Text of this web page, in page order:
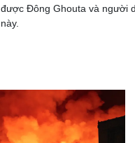
được Đông Ghouta và người
này.